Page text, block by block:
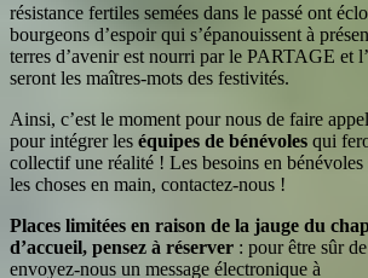
résistance fertiles semées dans le passé ont
bourgeons d’espoir qui s’épanouissent à
terres d’avenir est nourri par le PARTAGE et
seront les maîtres-mots des festivités.
Ainsi, c’est le moment pour nous de faire
pour intégrer les équipes de bénévoles qui
collectif une réalité ! Les besoins en bénévoles
les choses en main, contactez-nous !
Places limitées en raison de la jauge du
d’accueil, pensez à réserver : pour être sûr
envoyez-nous un message électronique à